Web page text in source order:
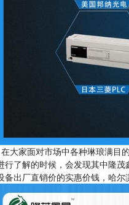
在大家面对市场中各种琳琅满目
行了解的时候，会发现其中隆
备出厂直销价的实惠价钱，哈尔